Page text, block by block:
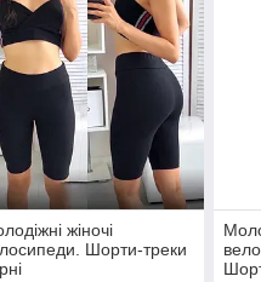
жіночі
Шорти-треки